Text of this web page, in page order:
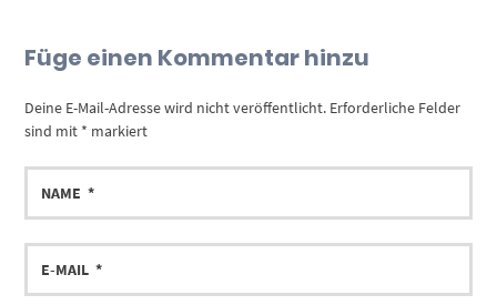
Füge einen Kommentar hinzu
Deine E-Mail-Adresse wird nicht veröffentlicht. Erforderliche Felder
sind mit * markiert
NAME
E-
MAIL